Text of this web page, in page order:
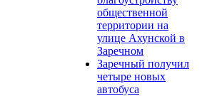
общественной
территории на
улице Ахунской в
Заречном
Заречный получил
четыре новых
автобуса